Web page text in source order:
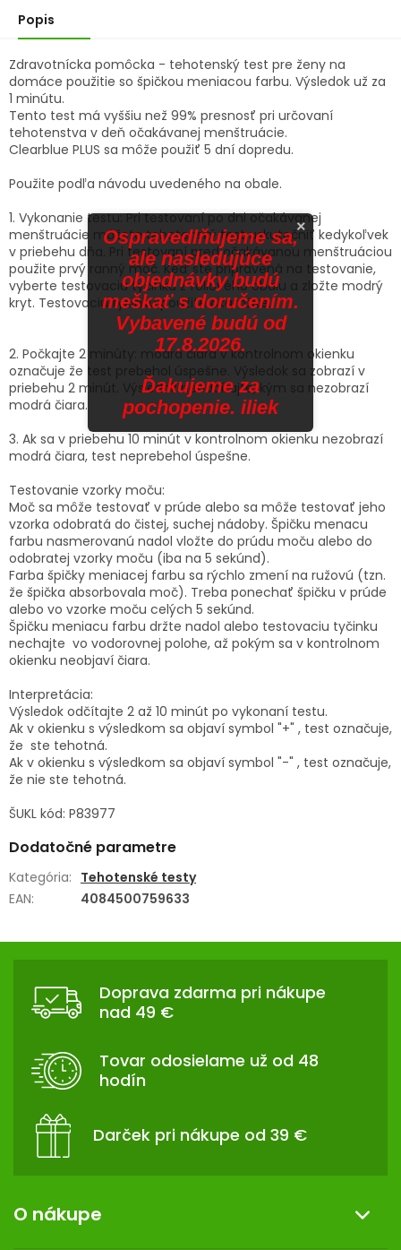
hviezdičiek.
Popis
Zdravotnícka pomôcka - tehotenský test pre ženy na
domáce použitie so špičkou meniacou farbu. Výsledok už za
1 minútu.
Tento test má vyššiu než 99% presnosť pri určovaní
tehotenstva v deň očakávanej menštruácie.
Clearblue PLUS sa môže použiť 5 dní dopredu.
Použite podľa návodu uvedeného na obale.
1. Vykonanie testu: Pri testovaní po dni očakávanej
menštruácie môžete tehotenský test uskutočniť kedykoľvek
v priebehu dňa. Pri testovaní pred očakávanou menštruáciou
použite prvý ranný moč. Keď ste pripravená na testovanie,
vyberte testovaciu tyčinku z fóliového obalu a zložte modrý
kryt. Testovaciu tyčinku použite okamžite.
2. Počkajte 2 minúty: modrá čiara v kontrolnom okienku
označuje že test prebehol úspešne. Výsledok sa zobrazí v
priebehu 2 minút. Výsledok neodčítajte, kým sa nezobrazí
modrá čiara.
3. Ak sa v priebehu 10 minút v kontrolnom okienku nezobrazí
modrá čiara, test neprebehol úspešne.
Testovanie vzorky moču:
Moč sa môže testovať v prúde alebo sa môže testovať jeho
vzorka odobratá do čistej, suchej nádoby. Špičku menacu
farbu nasmerovanú nadol vložte do prúdu moču alebo do
odobratej vzorky moču (iba na 5 sekúnd).
Farba špičky meniacej farbu sa rýchlo zmení na ružovú (tzn.
že špička absorbovala moč). Treba ponechať špičku v prúde
alebo vo vzorke moču celých 5 sekúnd.
Špičku meniacu farbu držte nadol alebo testovaciu tyčinku
nechajte vo vodorovnej polohe, až pokým sa v kontrolnom
okienku neobjaví čiara.
Interpretácia:
Výsledok odčítajte 2 až 10 minút po vykonaní testu.
Ak v okienku s výsledkom sa objaví symbol "+" , test označuje,
že ste tehotná.
Ak v okienku s výsledkom sa objaví symbol "-" , test označuje,
že nie ste tehotná.
ŠUKL kód: P83977
Dodatočné parametre
Kategória: Tehotenské testy
EAN: 4084500759633
Z
Doprava zdarma pri nákupe
nad 49 €
Tovar odosielame už od 48
hodín
Darček pri nákupe od 39 €
O nákupe
×
Ospravedlňujeme sa,
ale nasledujúce
objednávky budú
meškať s doručením.
Vybavené budú od
17.8.2026.
Ďakujeme za
pochopenie. iliek